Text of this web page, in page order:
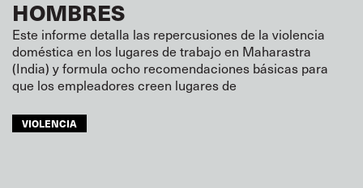
HOMBRES
Este informe detalla las repercusiones de la violencia
doméstica en los lugares de trabajo en Maharastra
(India) y formula ocho recomendaciones básicas para
que los empleadores creen lugares de
VIOLENCIA